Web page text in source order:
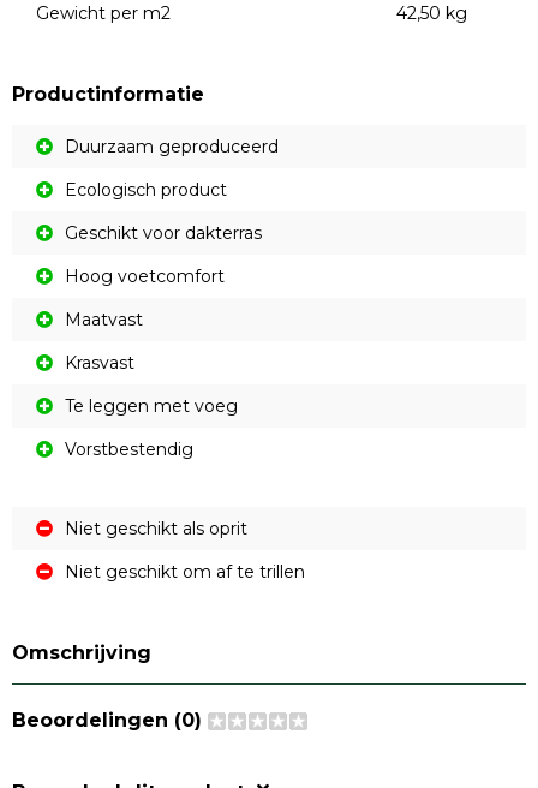
Gewicht per m2
42,50 kg
Productinformatie
Duurzaam geproduceerd
Ecologisch product
Geschikt voor dakterras
Hoog voetcomfort
Maatvast
Krasvast
Te leggen met voeg
Vorstbestendig
Niet geschikt als oprit
Niet geschikt om af te trillen
Omschrijving
Beoordelingen (0)